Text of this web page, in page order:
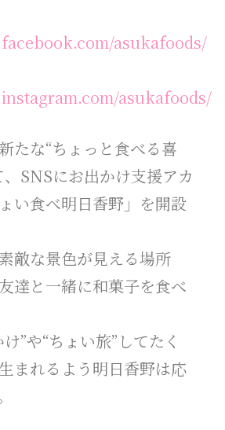
asukafoods/
asukafoods/
たな“ちょっと食べる喜
、SNSにお出かけ支援アカ
い食べ明日香野」を開設
敵な景色が見える場所
達と一緒に和菓子を食べ
”や“ちょい旅”してたく
まれるよう明日香野は応